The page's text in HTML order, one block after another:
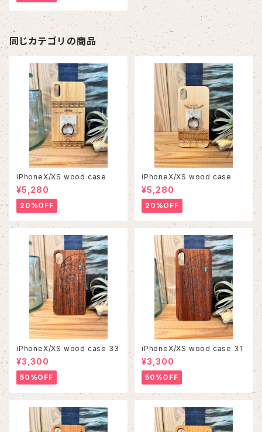
同じカテゴリの商品
iPhoneX/XS wood case
¥5,280
20%OFF
iPhoneX/XS wood case
¥5,280
20%OFF
iPhoneX/XS wood case 33
¥3,300
50%OFF
iPhoneX/XS wood case 31
¥3,300
50%OFF